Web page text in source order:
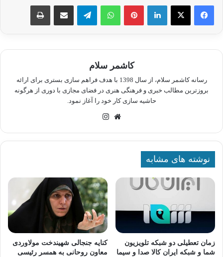
لینکدین پینترستواتس آپ تلگرام اشتراک گذاری از طریق ایمیل چاپ
کاشمر سلام
رسانه کاشمر سلام، از سال 1398 با هدف فراهم سازی بستری برای ارائه
بروزترین مطالب خبری و فرهنگی هنری در فضای مجازی با دوری از هرگونه
حاشیه سازی کار خود را آغاز نمود.
وبسایت
نوشته های مشابه
زمان تعطیلی دو شبکه تلویزیون
شما و شبکه ایران کالا صدا و سیما
کنایه جنجالی شهیندخت مولاوردی
معاون روحانی به همسر رئیسی